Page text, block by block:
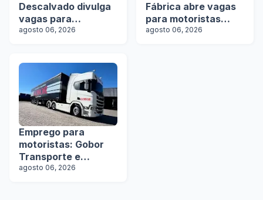
Descalvado divulga
vagas para
motoristas
agosto 06, 2026
Fábrica abre vagas
para motoristas
categoria D
agosto 06, 2026
Emprego para
motoristas: Gobor
Transporte e
Logística abre vagas
agosto 06, 2026